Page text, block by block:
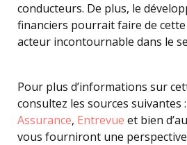
conducteurs. De plus, le
financiers pourrait faire de
acteur incontournable dans le
Pour plus d’informations sur
consultez les sources suivantes :
Assurance, Entrevue et bien
vous fourniront une